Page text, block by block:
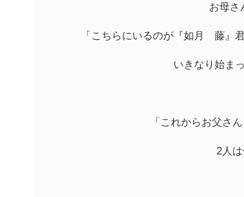
お母さ
「こちらにいるのが『如月 藤』
いきなり始ま
「これからお父さ
2人